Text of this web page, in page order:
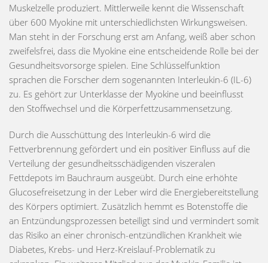
Muskelzelle produziert. Mittlerweile kennt die Wissenschaft
über 600 Myokine mit unterschiedlichsten Wirkungsweisen.
Man steht in der Forschung erst am Anfang, weiß aber schon
zweifelsfrei, dass die Myokine eine entscheidende Rolle bei der
Gesundheitsvorsorge spielen. Eine Schlüsselfunktion
sprachen die Forscher dem sogenannten Interleukin-6 (IL-6)
zu. Es gehört zur Unterklasse der Myokine und beeinflusst
den Stoffwechsel und die Körperfettzusammensetzung.
Durch die Ausschüttung des Interleukin-6 wird die
Fettverbrennung gefördert und ein positiver Einfluss auf die
Verteilung der gesundheitsschädigenden viszeralen
Fettdepots im Bauchraum ausgeübt. Durch eine erhöhte
Glucosefreisetzung in der Leber wird die Energiebereitstellung
des Körpers optimiert. Zusätzlich hemmt es Botenstoffe die
an Entzündungsprozessen beteiligt sind und vermindert somit
das Risiko an einer chronisch-entzündlichen Krankheit wie
Diabetes, Krebs- und Herz-Kreislauf-Problematik zu